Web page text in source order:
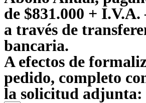
de $831.000 + I.V.A.
a través de
bancaria.
A efectos de
pedido, completo
la solicitud adjunta: